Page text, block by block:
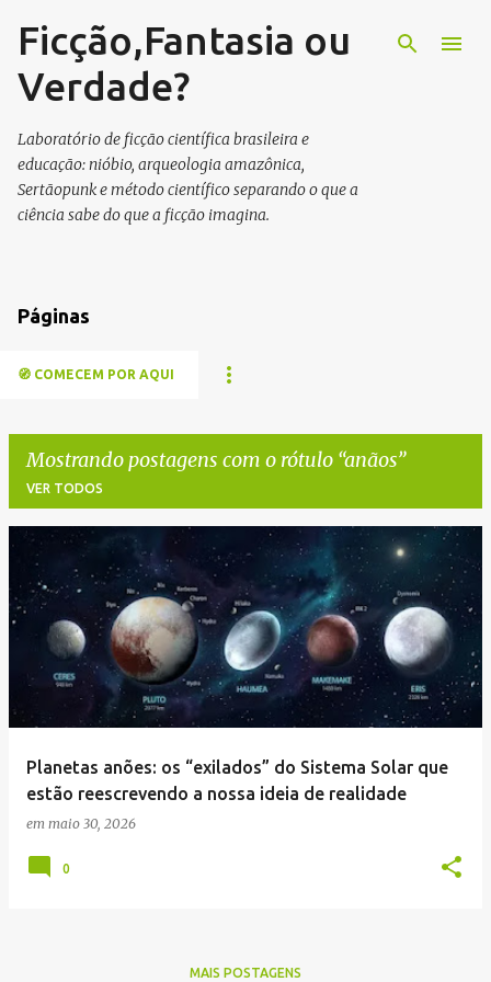
Pular para o conteúdo principal
Ficção,Fantasia ou
Verdade?
Laboratório de ficção científica brasileira e
educação: nióbio, arqueologia amazônica,
Sertãopunk e método científico separando o que a
ciência sabe do que a ficção imagina.
Páginas
🧭 COMECEM POR AQUI
Mostrando postagens com o rótulo anãos
VER TODOS
o
s
g
Planetas anões: os “exilados” do Sistema Solar que
estão reescrevendo a nossa ideia de realidade
em maio 30, 2026
0
MAIS POSTAGENS